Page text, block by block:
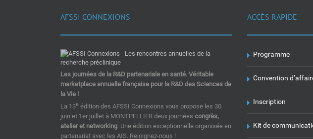
AFSSI CONNEXIONS
Les journées de la R&D partenariale en santé. Véritable
marketplace annuelle française pour la R&D des Sciences de
la Vie !
La 13e édition des AFSSI Connexions vous propose les 30
juin et 1er juillet à MONTPELLIER deux journées congrès,
atelier et networking. Une édition exceptionnelle organisée en
partenariat avec les AIS. Rejoignez-nous !
ACCÈS RAPIDE
Programme
Convention
Inscription
Kit de